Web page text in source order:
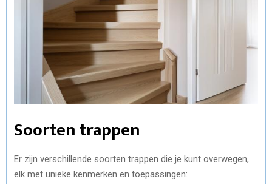
Soorten trappen
Er zijn verschillende soorten trappen die je kunt overwegen,
elk met unieke kenmerken en toepassingen: